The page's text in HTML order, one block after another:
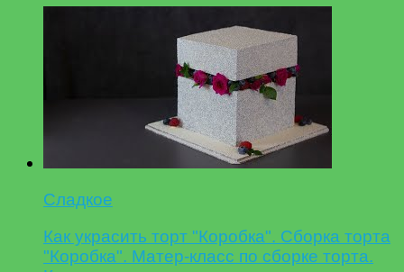
Сладкое
Как украсить торт "Коробка". Сборка торта
"Коробка". Матер-класс по сборке торта.